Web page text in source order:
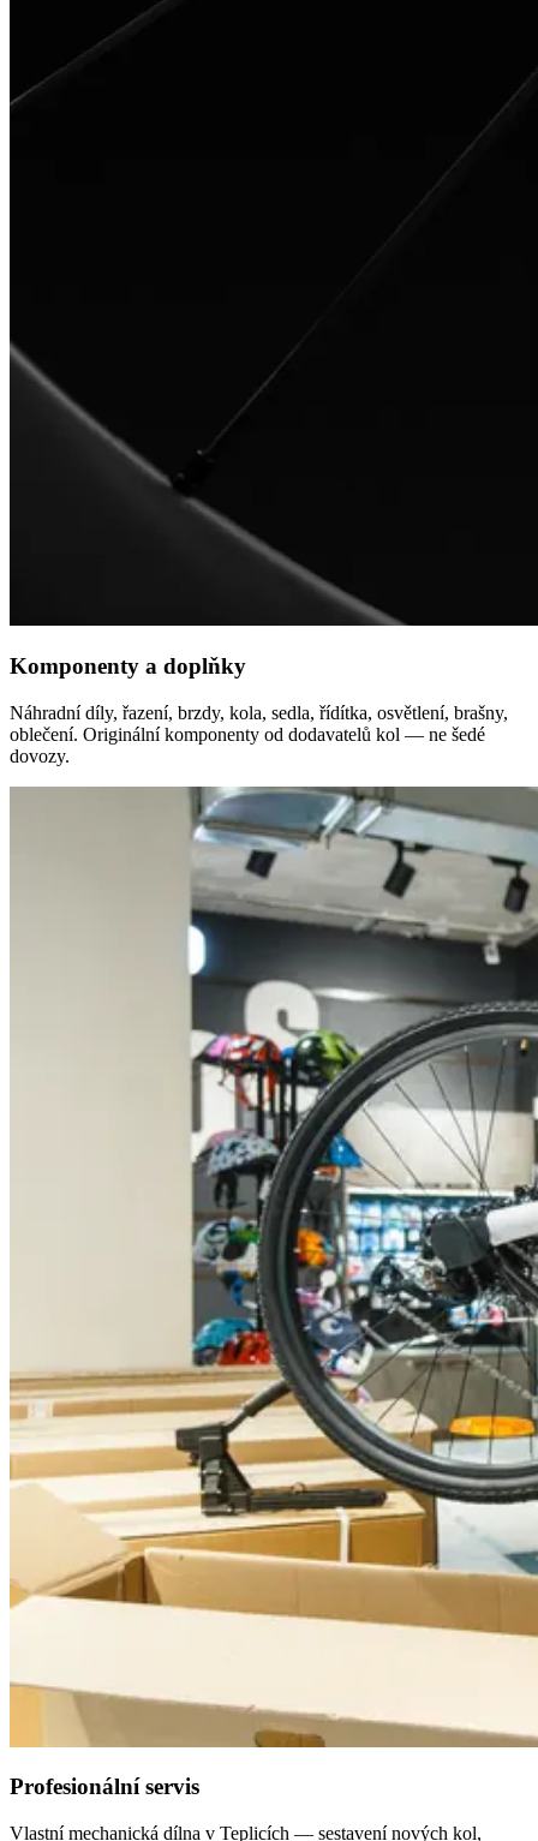
Komponenty a doplňky
Náhradní díly, řazení, brzdy, kola, sedla, řídítka, osvětlení, brašny,
oblečení. Originální komponenty od dodavatelů kol — ne šedé
dovozy.
Profesionální servis
Vlastní mechanická dílna v Teplicích — sestavení nových kol,